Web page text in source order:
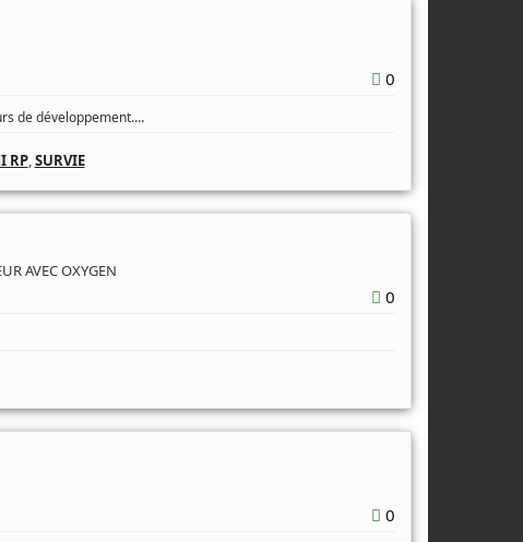
0
de développement....
RP,SURVIE
AVEC OXYGEN
0
0